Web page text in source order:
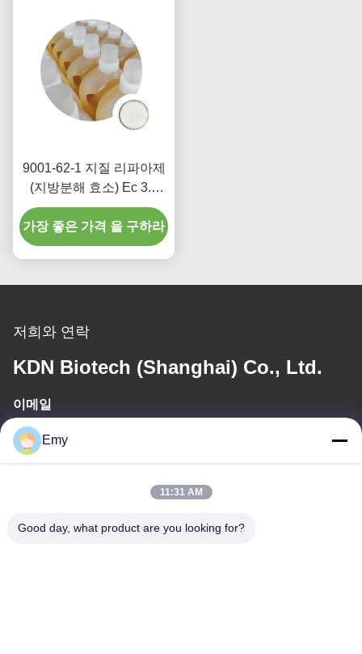
9001-62-1 지질 리파아제
(지방분해 효소) Ec 3.1
1.3 석유 유출 퇴보 식품
첨가물 크기
가장 좋은 가격 을 구하라
저희와 연락
KDN Biotech (Shanghai) Co., Ltd.
이메일
panxy@vlandgroup.com
우리 주소
Emy
11:31 AM
Good day, what product are you looking for?